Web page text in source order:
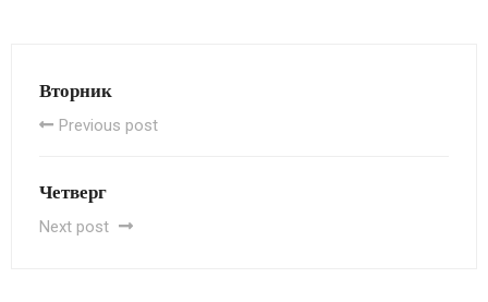
Вторник
Previous post
Четверг
Next post